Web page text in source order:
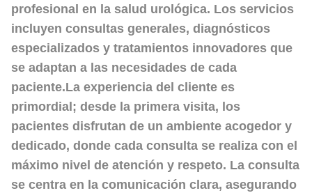
profesional en la salud urológica. Los servicios
incluyen consultas generales, diagnósticos
especializados y tratamientos innovadores que
se adaptan a las necesidades de cada
paciente.La experiencia del cliente es
primordial; desde la primera visita, los
pacientes disfrutan de un ambiente acogedor y
dedicado, donde cada consulta se realiza con el
máximo nivel de atención y respeto. La consulta
se centra en la comunicación clara, asegurando